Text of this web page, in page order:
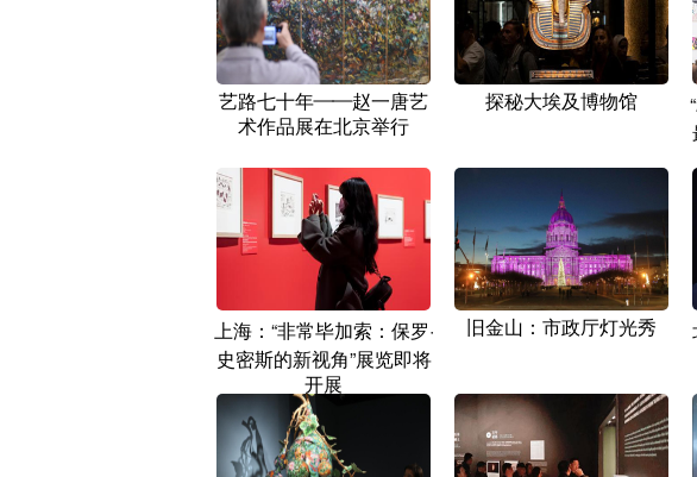
艺路七十年——赵一唐艺
术作品展在北京举行
探秘大埃及博物馆
上海：“非常毕加索：保罗·
史密斯的新视角”展览即将
开展
旧金山：市政厅灯光秀